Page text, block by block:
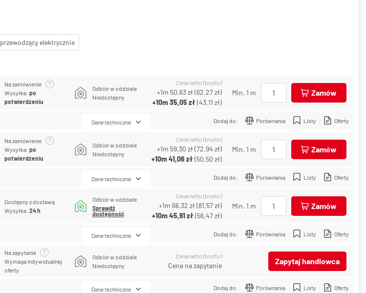
przewodzący elektrycznie
Na zamówienie
Wysyłka:po
potwierdzeniu
Odbiór w oddziale
Niedostępny
Cena netto (brutto)
+1m 50,63 zł(62,27 zł)
+10m35,05 zł(43,11 zł)
Min. 1 m Zamów
Dodaj do: Porównania Listy Oferty
Dane techniczne
Na zamówienie
Wysyłka:po
potwierdzeniu
Odbiór w oddziale
Niedostępny
Cena netto (brutto)
+1m 59,30 zł(72,94 zł)
+10m41,06 zł(50,50 zł)
Min. 1 m Zamów
Dodaj do: Porównania Listy Oferty
Dane techniczne
Dostępny z dostawą
Wysyłka:24 h
Odbiór w oddziale
Sprawdź
dostępność
Cena netto (brutto)
+1m 66,32 zł(81,57 zł)
+10m45,91 zł(56,47 zł)
Min. 1 m Zamów
Dodaj do: Porównania Listy Oferty
Dane techniczne
Na zapytanie
Wymaga indywidualnej
oferty
Odbiór w oddziale
Niedostępny
Cena netto (brutto)
Cena na zapytanie Zapytaj handlowca
Dodaj do: Porównania Listy Oferty
Dane techniczne